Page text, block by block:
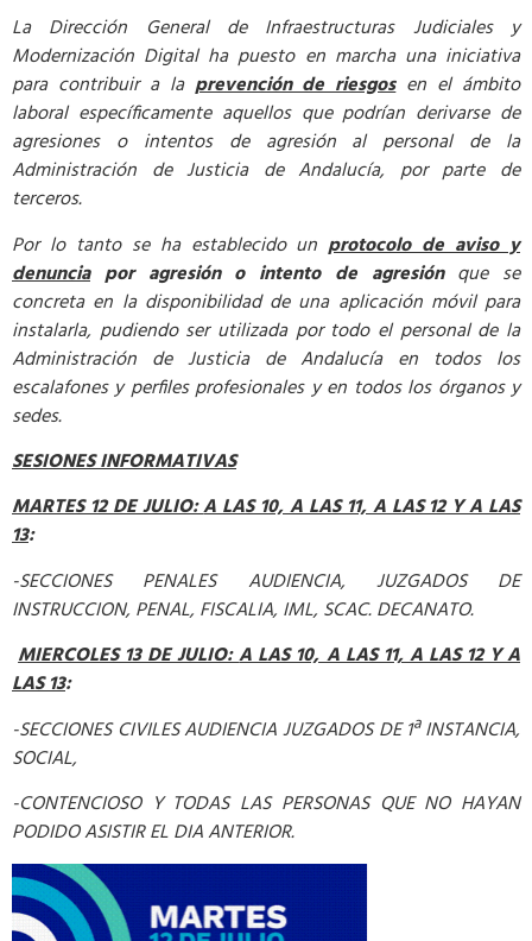
La Dirección General de Infraestructuras Judiciales y
Modernización Digital ha puesto en marcha una iniciativa
para contribuir a la prevención de riesgosen el ámbito
laboral específicamente aquellos que podrían derivarse de
agresiones o intentos de agresión al personal de la
Administración de Justicia de Andalucía, por parte de
terceros.
Por lo tanto se ha establecido unprotocolo de aviso y
denunciapor agresión o intento de agresiónque se
concreta en la disponibilidad de una aplicación móvil para
instalarla, pudiendo ser utilizada por todo el personal de la
Administración de Justicia de Andalucía en todos los
escalafones y perfiles profesionales y en todos los órganos y
sedes.
SESIONES INFORMATIVAS
MARTES 12 DE JULIO:A LAS 10, A LAS 11, A LAS 12 Y A LAS
13:
-SECCIONES PENALES AUDIENCIA, JUZGADOS DE
INSTRUCCION, PENAL, FISCALIA, IML, SCAC. DECANATO.
MIERCOLES 13 DE JULIO:A LAS 10, A LAS 11, A LAS 12 Y A
LAS 13:
-SECCIONES CIVILES AUDIENCIA JUZGADOS DE 1ª INSTANCIA,
SOCIAL,
-CONTENCIOSO Y TODAS LAS PERSONAS QUE NO HAYAN
PODIDO ASISTIR EL DIA ANTERIOR.